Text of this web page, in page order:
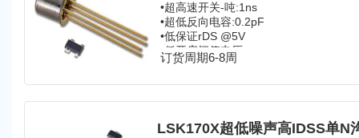
•超高速开关-吨:1ns
•超低反向电容:0.2pF
•低保证rDS @5V
•低开启阈值电压
•n通道增强模式
订货周期6-8周